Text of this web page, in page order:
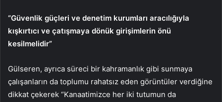
“Güvenlik güçleri ve denetim kurumları aracılığıyla
kışkırtıcı ve çatışmaya dönük girişimlerin önü
kesilmelidir”
Gülseren, ayrıca süreci bir kahramanlık gibi sunmaya
çalışanların da toplumu rahatsız eden görüntüler verdiğine
dikkat çekerek “Kanaatimizce her iki tutumun da